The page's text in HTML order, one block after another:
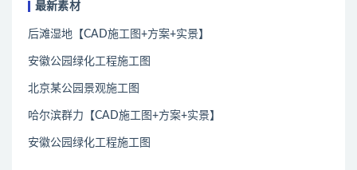
最新素材
后滩湿地【CAD施工图+方案+实景】
安徽公园绿化工程施工图
北京某公园景观施工图
哈尔滨群力【CAD施工图+方案+实景】
安徽公园绿化工程施工图